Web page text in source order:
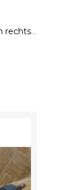
Antriebswelle Gelenkwelle hinten rechts Mercedes Benz C-Klasse W204 Limousine